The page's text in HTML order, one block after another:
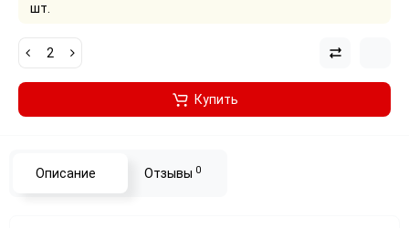
шт.
Купить
Описание Отзывы 0